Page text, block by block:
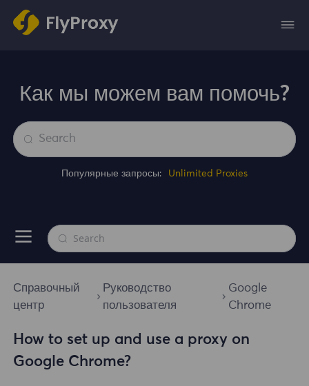
Как мы можем вам помочь?
Популярные запросы: Unlimited Proxies
Справочный
центр
Руководство
пользователя
Google
Chrome
How to set up and use a proxy on
Google Chrome?